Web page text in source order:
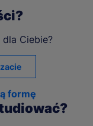
Ciebie?
formę